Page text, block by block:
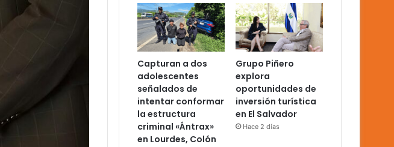
Capturan a dos
adolescentes
señalados de
intentar conformar
la estructura
criminal «Ántrax»
en Lourdes, Colón
Grupo Piñero
explora
oportunidades de
inversión turística
en El Salvador
Hace 2 días